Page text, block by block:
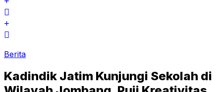
Berita
Kadindik Jatim Kunjungi Sekolah di